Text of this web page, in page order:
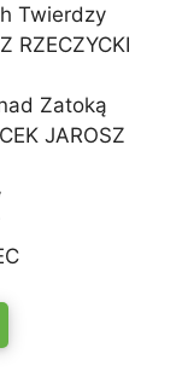
Twierdzy
RZECZYCKI
Zatoką
JAROSZ